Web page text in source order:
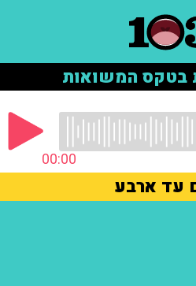
בטקס המשואות
00:00
עד ארבע